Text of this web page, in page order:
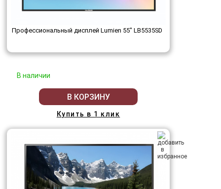
Профессиональный дисплей Lumien 55" LB5535SD
В наличии
В КОРЗИНУ
Купить в 1 клик